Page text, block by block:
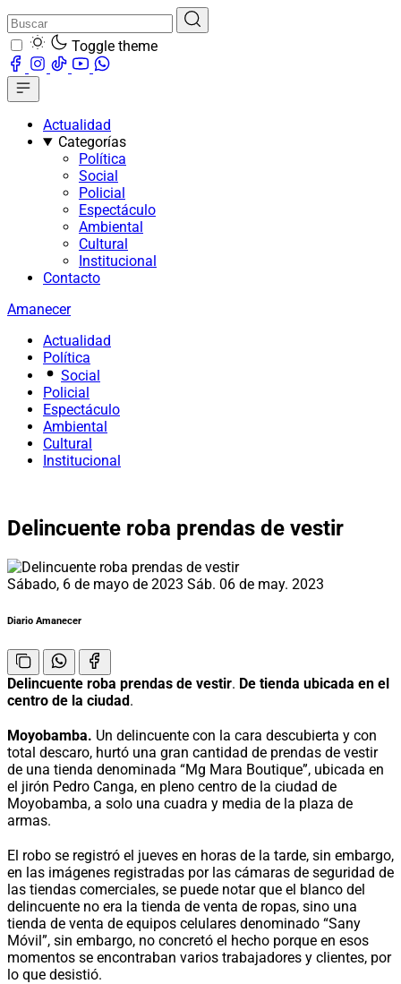
Toggle theme
Actualidad
Categorías
Política
Social
Policial
Espectáculo
Ambiental
Cultural
Institucional
Contacto
Amanecer
Actualidad
Política
Social
Policial
Espectáculo
Ambiental
Cultural
Institucional
Delincuente roba prendas de vestir
Sábado, 6 de mayo de 2023 Sáb. 06 de may. 2023
Diario Amanecer
Delincuente roba prendas de vestir. De tienda ubicada en el
centro de la ciudad.
Moyobamba. Un delincuente con la cara descubierta y con
total descaro, hurtó una gran cantidad de prendas de vestir
de una tienda denominada “Mg Mara Boutique”, ubicada en
el jirón Pedro Canga, en pleno centro de la ciudad de
Moyobamba, a solo una cuadra y media de la plaza de
armas.
El robo se registró el jueves en horas de la tarde, sin embargo,
en las imágenes registradas por las cámaras de seguridad de
las tiendas comerciales, se puede notar que el blanco del
delincuente no era la tienda de venta de ropas, sino una
tienda de venta de equipos celulares denominado “Sany
Móvil”, sin embargo, no concretó el hecho porque en esos
momentos se encontraban varios trabajadores y clientes, por
lo que desistió.